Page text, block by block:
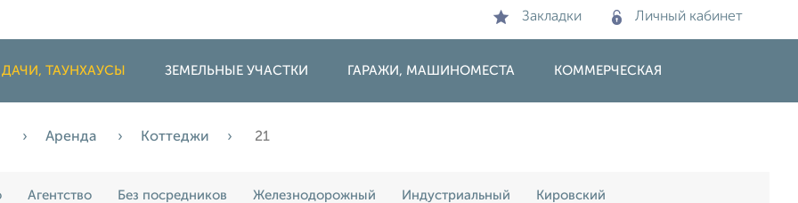
Закладки Личный кабинет
ТАУНХАУСЫ ЗЕМЕЛЬНЫЕ УЧАСТКИ ГАРАЖИ, МАШИНОМЕСТА КОММЕРЧЕСКАЯ
Аренда Коттеджи 21
Агентство Без посредников Железнодорожный Индустриальный Кировский